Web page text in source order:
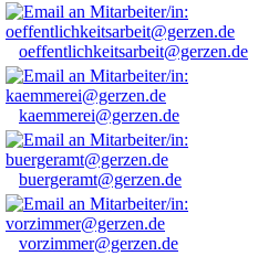
oeffentlichkeitsarbeit@gerzen.de
kaemmerei@gerzen.de
buergeramt@gerzen.de
vorzimmer@gerzen.de